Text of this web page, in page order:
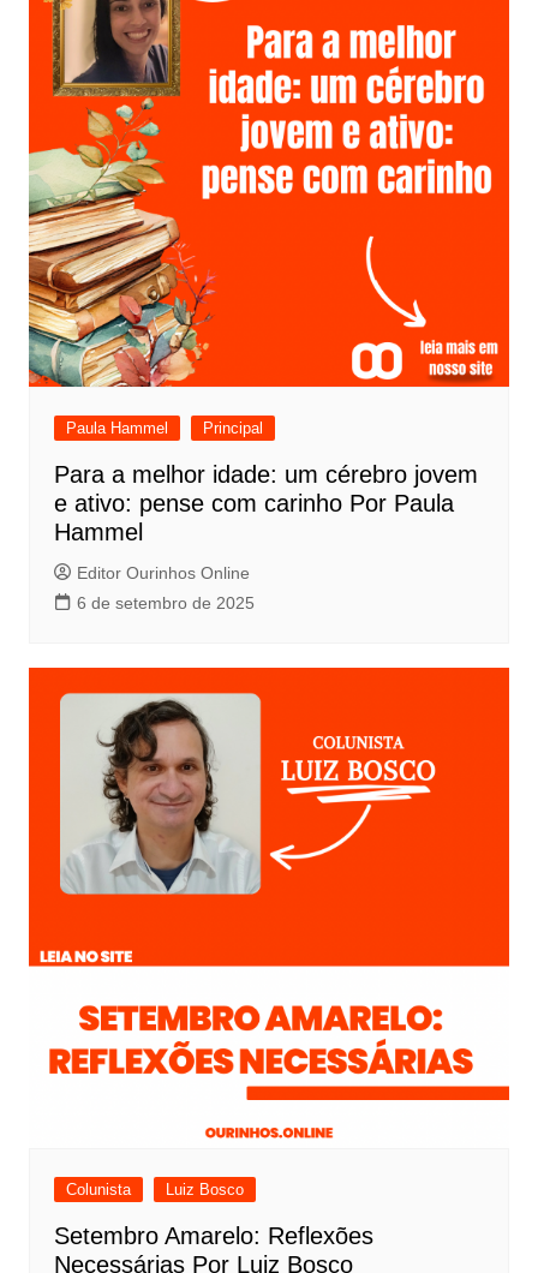
Paula Hammel Principal
Para a melhor idade: um cérebro jovem
e ativo: pense com carinho Por Paula
Hammel
Editor Ourinhos Online
6 de setembro de 2025
Colunista Luiz Bosco
Setembro Amarelo: Reflexões
Necessárias Por Luiz Bosco